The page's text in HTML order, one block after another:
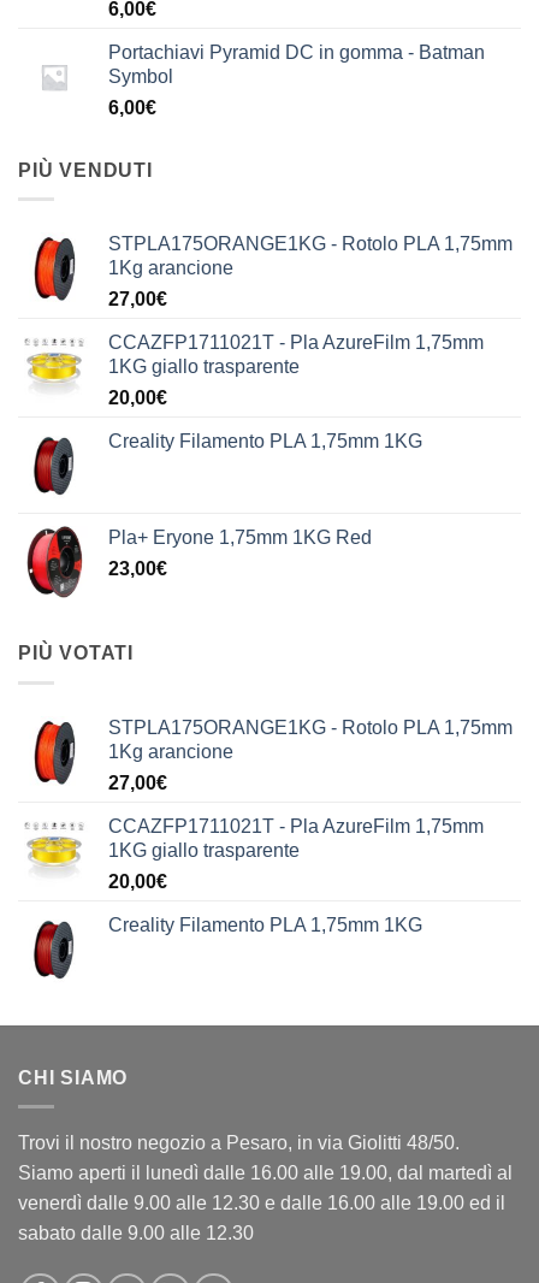
6,00€
Portachiavi Pyramid DC in gomma - Batman
Symbol
6,00€
PIÙ VENDUTI
STPLA175ORANGE1KG - Rotolo PLA 1,75mm
1Kg arancione
27,00€
CCAZFP1711021T - Pla AzureFilm 1,75mm
1KG giallo trasparente
20,00€
Creality Filamento PLA 1,75mm 1KG
Pla+ Eryone 1,75mm 1KG Red
23,00€
PIÙ VOTATI
STPLA175ORANGE1KG - Rotolo PLA 1,75mm
1Kg arancione
27,00€
CCAZFP1711021T - Pla AzureFilm 1,75mm
1KG giallo trasparente
20,00€
Creality Filamento PLA 1,75mm 1KG
CHI SIAMO
Trovi il nostro negozio a Pesaro, in via Giolitti 48/50.
Siamo aperti il lunedì dalle 16.00 alle 19.00, dal martedì al
venerdì dalle 9.00 alle 12.30 e dalle 16.00 alle 19.00 ed il
sabato dalle 9.00 alle 12.30